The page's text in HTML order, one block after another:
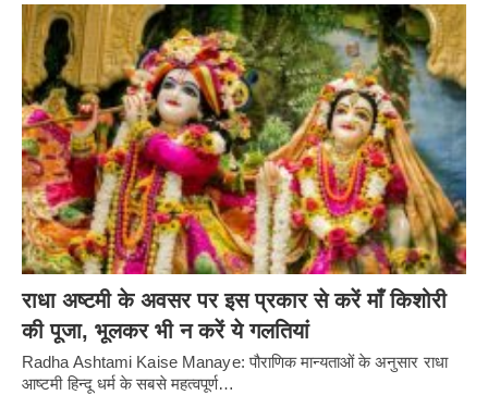
राधा अष्टमी के अवसर पर इस प्रकार से करें माँ किशोरी
की पूजा, भूलकर भी न करें ये गलतियां
Radha Ashtami Kaise Manaye: पौराणिक मान्यताओं के अनुसार राधा
आष्टमी हिन्दू धर्म के सबसे महत्वपूर्ण…